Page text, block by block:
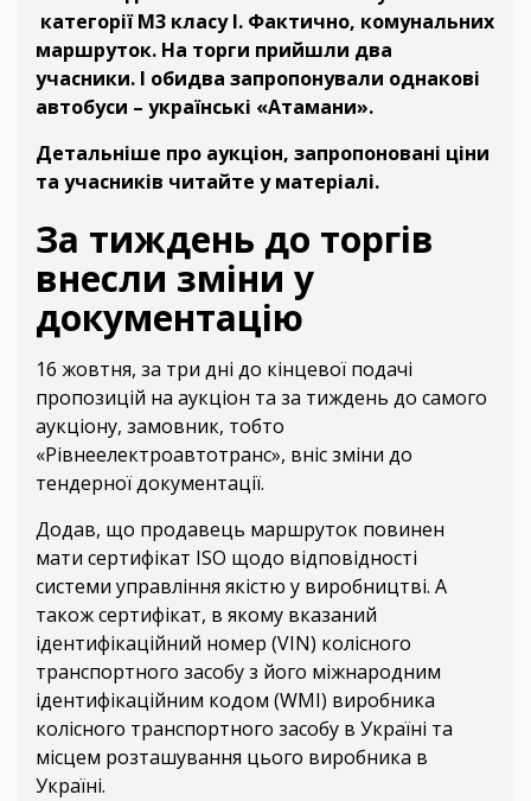
категорії М3 класу І. Фактично, комунальних
маршруток. На торги прийшли два
учасники. І обидва запропонували однакові
автобуси – українські «Атамани».
Детальніше про аукціон, запропоновані ціни
та учасників читайте у матеріалі.
За тиждень до торгів
внесли зміни у
документацію
16 жовтня, за три дні до кінцевої подачі
пропозицій на аукціон та за тиждень до самого
аукціону, замовник, тобто
«Рівнеелектроавтотранс», вніс зміни до
тендерної документації.
Додав, що продавець маршруток повинен
мати сертифікат ISO щодо відповідності
системи управління якістю у виробництві. А
також сертифікат, в якому вказаний
ідентифікаційний номер (VIN) колісного
транспортного засобу з його міжнародним
ідентифікаційним кодом (WMI) виробника
колісного транспортного засобу в Україні та
місцем розташування цього виробника в
Україні.